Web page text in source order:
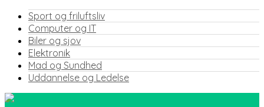
Sport og friluftsliv
Computer og IT
Biler og sjov
Elektronik
Mad og Sundhed
Uddannelse og Ledelse